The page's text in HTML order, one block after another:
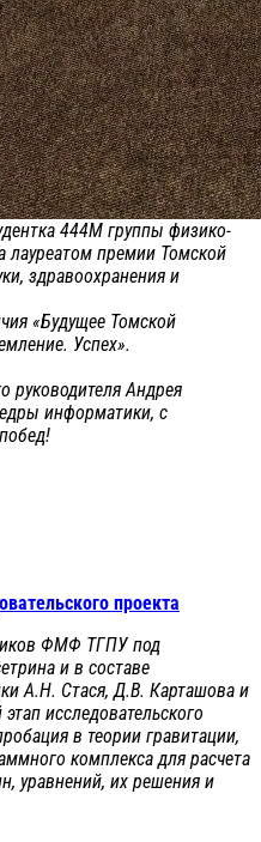
444М группы физико-
лауреатом премии Томской
здравоохранения и
«Будущее Томской
Успех».
руководителя Андрея
информатики, с
проекта
ФМФ ТГПУ под
и в составе
А.Н. Стася, Д.В. Карташова и
исследовательского
в теории гравитации,
комплекса для расчета
уравнений, их решения и